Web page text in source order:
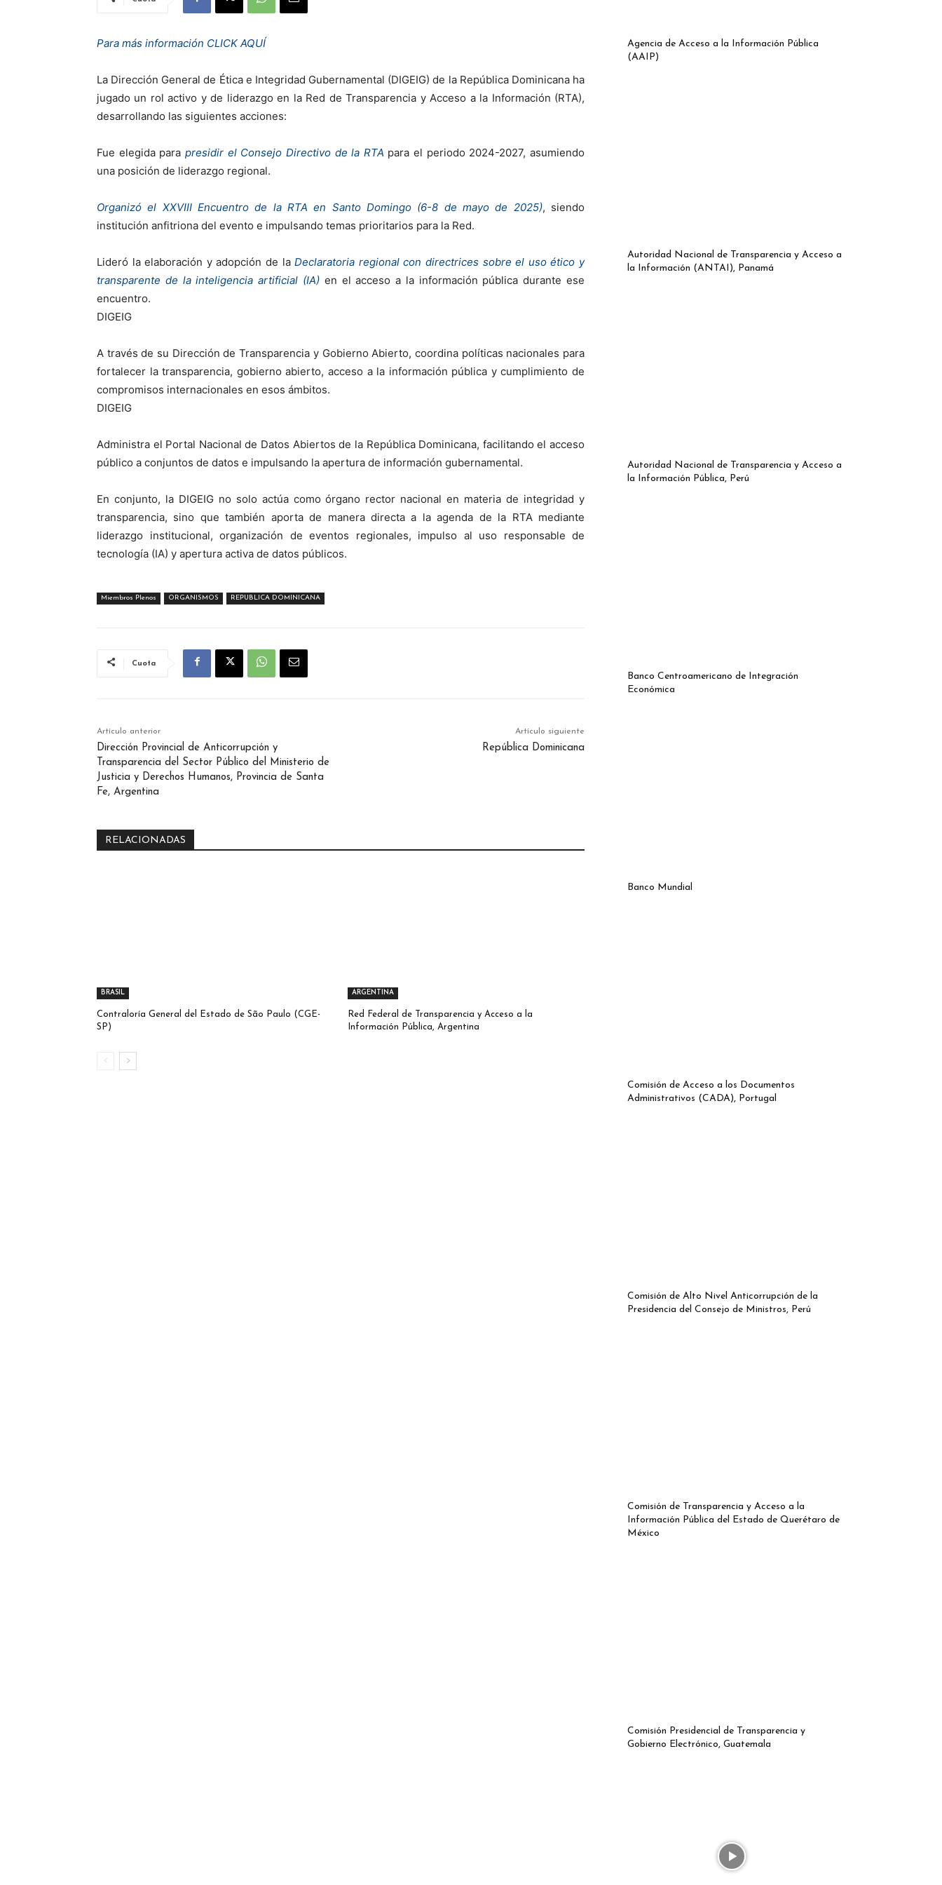
Para más información CLICKAQUÍ
La Dirección General de Ética e Integridad Gubernamental (DIGEIG) de la República Dominicana ha
jugado un rol activo y de liderazgo en la Red de Transparencia y Acceso a la Información (RTA),
desarrollando las siguientes acciones:
Fue elegida para presidir el Consejo Directivo de la RTA para el periodo 2024-2027, asumiendo
una posición de liderazgo regional.
Organizó el XXVIII Encuentro de la RTA en Santo Domingo (6-8 de mayo de 2025), siendo
institución anfitriona del evento e impulsando temas prioritarios para la Red.
Lideró la elaboración y adopción de laDeclaratoria regional con directrices sobre el uso ético y
transparente de la inteligencia artificial (IA)en el acceso a la información pública durante ese
encuentro.
DIGEIG
A través de su Dirección de Transparencia y Gobierno Abierto, coordina políticas nacionales para
fortalecer la transparencia, gobierno abierto, acceso a la información pública y cumplimiento de
compromisos internacionales en esos ámbitos.
DIGEIG
Administra el Portal Nacional de Datos Abiertos de la República Dominicana, facilitando el acceso
público a conjuntos de datos e impulsando la apertura de información gubernamental.
En conjunto, la DIGEIG no solo actúa como órgano rector nacional en materia de integridad y
transparencia, sino que también aporta de manera directa a la agenda de la RTA mediante
liderazgo institucional, organización de eventos regionales, impulso al uso responsable de
tecnología (IA) y apertura activa de datos públicos.
Miembros Plenos ORGANISMOS REPUBLICA DOMINICANA
Cuota
Artículo anterior
Dirección Provincial de Anticorrupción y
Transparencia del Sector Público del Ministerio de
Justicia y Derechos Humanos, Provincia de Santa
Fe, Argentina
Artículo siguiente
República Dominicana
RELACIONADAS
BRASIL
Contraloría General del Estado de São Paulo (CGE-
SP)
ARGENTINA
Red Federal de Transparencia y Acceso a la
Información Pública, Argentina
Agencia de Acceso a la Información Pública
(AAIP)
Autoridad Nacional de Transparencia y Acceso a
la Información (ANTAI), Panamá
Autoridad Nacional de Transparencia y Acceso a
la Información Pública, Perú
Banco Centroamericano de Integración
Económica
Banco Mundial
Comisión de Acceso a los Documentos
Administrativos (CADA), Portugal
Comisión de Alto Nivel Anticorrupción de la
Presidencia del Consejo de Ministros, Perú
Comisión de Transparencia y Acceso a la
Información Pública del Estado de Querétaro de
México
Comisión Presidencial de Transparencia y
Gobierno Electrónico, Guatemala